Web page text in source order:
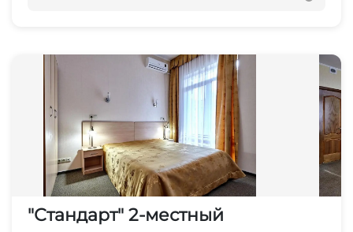
"Стандарт" 2-местный